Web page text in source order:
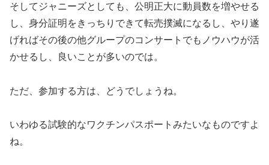
そしてジャニーズとしても、公明正大に動員数を増やせる
し、身分証明をきっちりできて転売撲滅になるし、やり遂
げればその後の他グループのコンサートでもノウハウが活
かせるし、良いことが多いのでは。
ただ、参加する方は、どうでしょうね。
いわゆる試験的なワクチンパスポートみたいなものですよ
ね。